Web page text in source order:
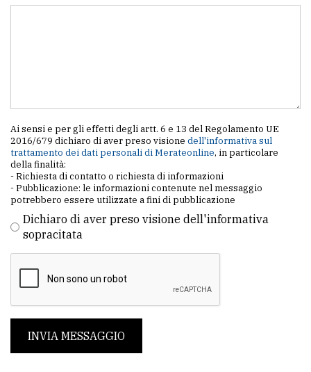
Ai sensi e per gli effetti degli artt. 6 e 13 del Regolamento UE
2016/679 dichiaro di aver preso visione dell'informativa sul
trattamento dei dati personali di Merateonline, in particolare
della finalità:
- Richiesta di contatto o richiesta di informazioni
- Pubblicazione: le informazioni contenute nel messaggio
potrebbero essere utilizzate a fini di pubblicazione
Dichiaro di aver preso visione dell'informativa
sopracitata
INVIA MESSAGGIO